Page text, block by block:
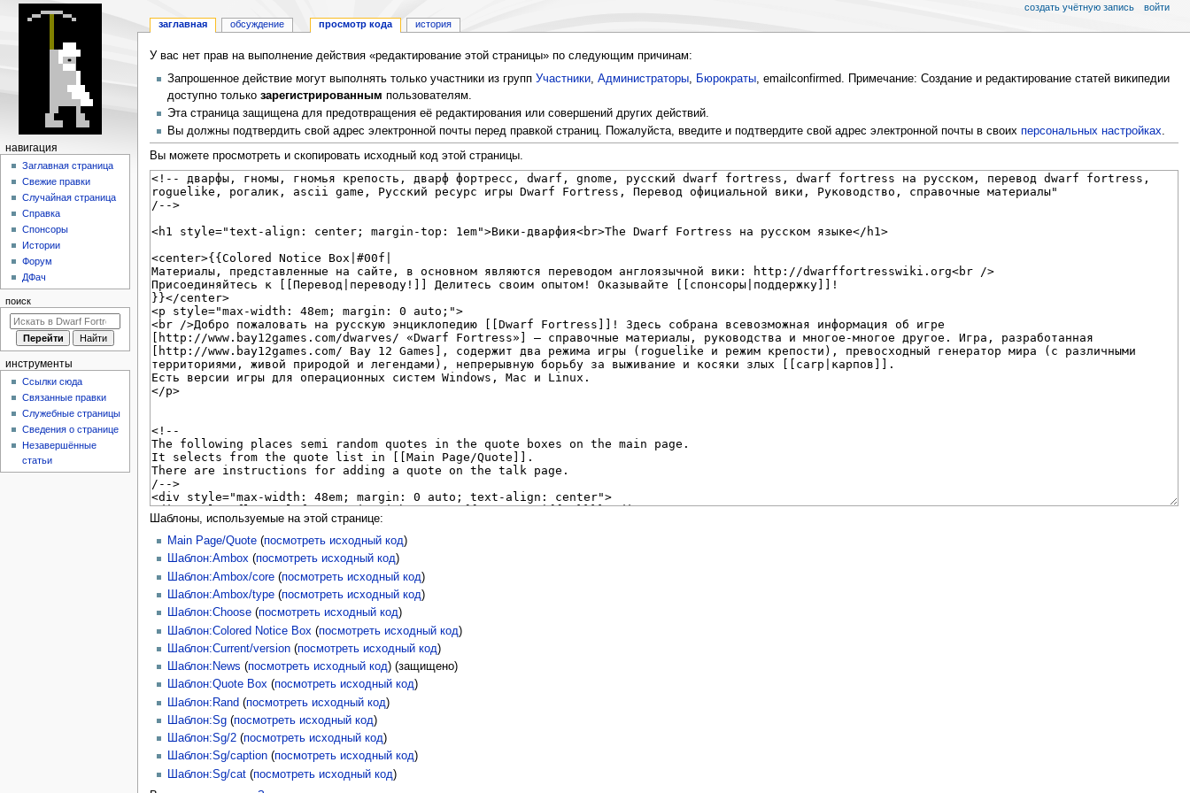
Перейти
навигации
Перейти
У вас нет прав на выполнение действия «редактирование этой страницы» по следующим причинам:
Запрошенное действие могут выполнять только участники из групп Участники, Администраторы, Бюрократы, emailconfirmed. Примечание: Создание и редактирование статей википедии
доступно только зарегистрированным пользователям.
Эта страница защищена для предотвращения её редактирования или совершений других действий.
Вы должны подтвердить свой адрес электронной почты перед правкой страниц. Пожалуйста, введите и подтвердите свой адрес электронной почты в своих персональных настройках.
Вы можете просмотреть и скопировать исходный код этой страницы.
Шаблоны, используемые на этой странице:
Main Page/Quote(посмотреть исходный код)
Шаблон:Ambox(посмотреть исходный код)
Шаблон:Ambox/core(посмотреть исходный код)
Шаблон:Ambox/type(посмотреть исходный код)
Шаблон:Choose(посмотреть исходный код)
Шаблон:Colored Notice Box (посмотреть исходный код)
Шаблон:Current/version(посмотреть исходный код)
Шаблон:News (посмотреть исходный код) (защищено)
Шаблон:Quote Box(посмотреть исходный код)
Шаблон:Rand (посмотреть исходный код)
Шаблон:Sg(посмотреть исходный код)
Шаблон:Sg/2(посмотреть исходный код)
Шаблон:Sg/caption(посмотреть исходный код)
Шаблон:Sg/cat(посмотреть исходный код)
Н
и
я
заглавная обсуждение просмотр кода история
создать учётную запись войти
навигация
Заглавная страница
Свежие правки
Случайная страница
Справка
Спонсоры
Истории
Форум
ДФач
поиск
инструменты
Ссылки сюда
Связанные правки
Служебные страницы
Сведения о странице
Незавершённые
статьи